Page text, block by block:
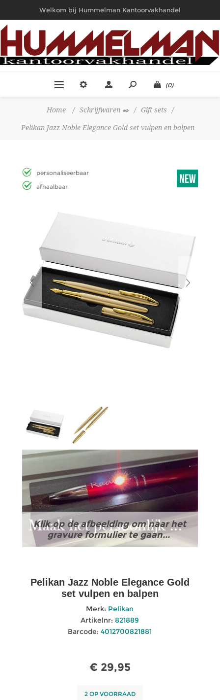
Welkom bij Hummelman Kantoorvakhandel
(0)
Home / Schrijfwaren ✒️ / Gift sets /
Pelikan Jazz Noble Elegance Gold set vulpen en balpen
personaliseerbaar
afhaalbaar
Klik op de afbeelding om naar het
gravure formulier te gaan...
Pelikan Jazz Noble Elegance Gold
set vulpen en balpen
Merk: Pelikan
Artikelnr: 821889
Barcode: 4012700821881
€ 29,95
2 OP VOORRAAD